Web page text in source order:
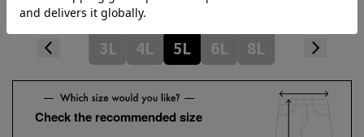
3L 4L 5L 6L 8L
Check the recommended size